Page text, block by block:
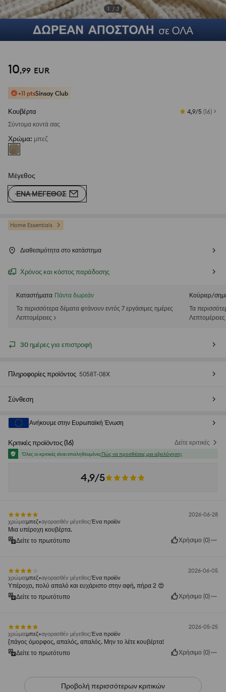
1 / 3
10,99 EUR
+11 ptsSinsay Club
Κουβέρτα 4,9/5 (16)
Σύντομα κοντά σας
Χρώμα: μπεζ
Μέγεθος
ΈΝΑ ΜΈΓΕΘΟΣ
Home Essentials
Διαθεσιμότητα στο κατάστημα
Χρόνος και κόστος παράδοσης
Καταστήματα Πάντα δωρεάν
Τα περισσότερα δέματα φτάνουν εντός 7 εργάσιμες ημέρες
Λεπτομέρειες >
Κούριερ/
Τα
Λεπτομέρειες
30 ημέρες για επιστροφή
Πληροφορίες προϊόντος 5058T-08X
Σύνθεση
Ανήκουμε στην Ευρωπαϊκή Ένωση
Κριτικές προϊόντος(16) Δείτε κριτικές
Όλες οι κριτικές είναι επαληθευμένεςΠώς να προσθέσεις μια αξιολόγηση;
4,9/5
2026-06-28
χρώμα:μπεζ αγορασθέν μέγεθος:Ένα προϊόν
Μια υπέροχη κουβέρτα.
Δείτε το πρωτότυπο
Χρήσιμο (0)
2026-06-05
χρώμα:μπεζ αγορασθέν μέγεθος:Ένα προϊόν
Υπέροχο, πολύ απαλό και ευχάριστο στην αφή, πήρα 2 😍
Δείτε το πρωτότυπο
Χρήσιμο (0)
2026-05-25
χρώμα:μπεζ αγορασθέν μέγεθος:Ένα προϊόν
{πάγος όμορφος, απαλός, απαλός. Μην το λέτε κουβέρτα!
Δείτε το πρωτότυπο
Χρήσιμο (0)
Προβολή περισσότερων κριτικών